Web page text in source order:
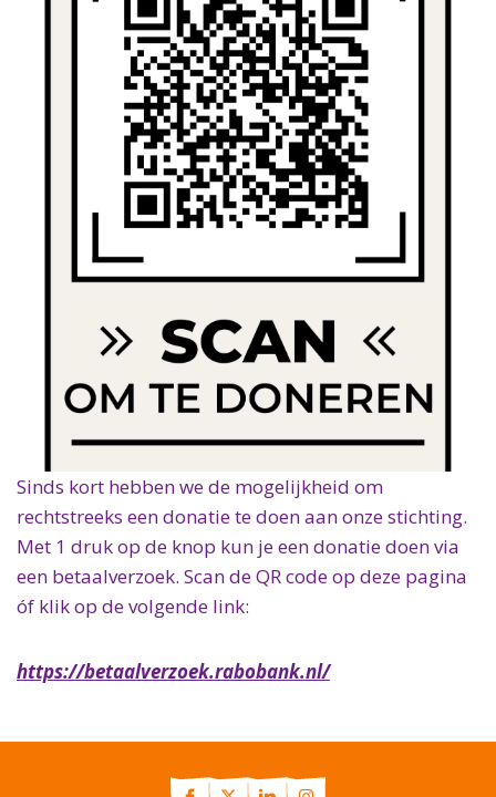
Sinds kort hebben we de mogelijkheid om
rechtstreeks een donatie te doen aan onze stichting.
Met 1 druk op de knop kun je een donatie doen via
een betaalverzoek. Scan de QR code op deze pagina
óf klik op de volgende link:
https://betaalverzoek.rabobank.nl/